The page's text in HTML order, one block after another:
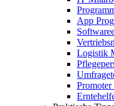
App
Logistik
Promoter